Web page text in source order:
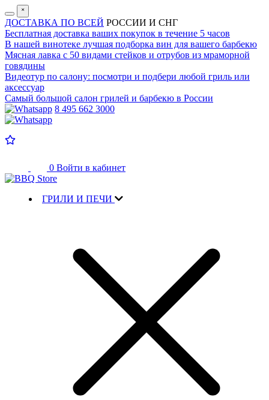
˟
ДОСТАВКА ПО ВСЕЙ РОССИИ И СНГ
Бесплатная доставка ваших покупок в течение 5 часов
В нашей винотеке лучшая подборка вин для вашего барбекю
Мясная лавка с 50 видами стейков и отрубов из мраморной
говядины
Видеотур по салону: посмотри и подбери любой гриль или
аксессуар
Самый большой салон грилей и барбекю в России
8 495 662 3000
0 Войти в кабинет
ГРИЛИ И ПЕЧИ